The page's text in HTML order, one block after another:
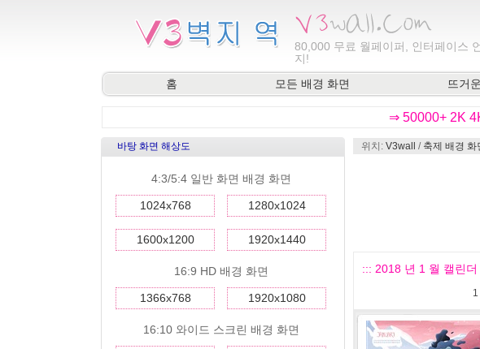
80,000 무료 월페이퍼, 인터페이스
지!
홈 모든 배경 화면 뜨거
⇒ 50000+ 2K
바탕 화면 해상도
4:3/5:4 일반 화면 배경 화면
1024x768 1280x1024
1600x1200 1920x1440
16:9 HD 배경 화면
1366x768 1920x1080
16:10 와이드 스크린 배경 화면
위치: V3wall / 축제 배경 화
::: 2018 년 1 월 캘린
1